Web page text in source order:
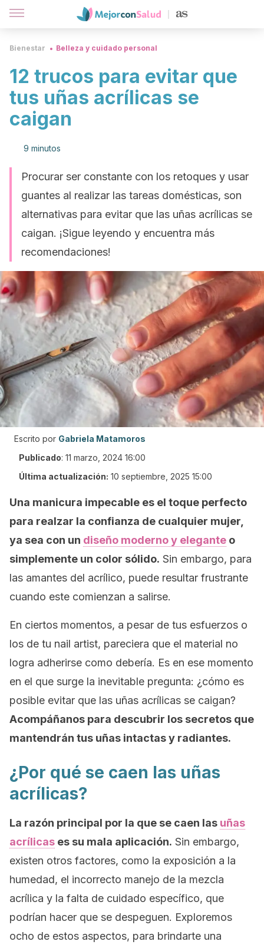
Bienestar Belleza y cuidado personal
12 trucos para evitar que
tus uñas acrílicas se
caigan
9 minutos
Procurar ser constante con los retoques y usar
guantes al realizar las tareas domésticas, son
alternativas para evitar que las uñas acrílicas se
caigan. ¡Sigue leyendo y encuentra más
recomendaciones!
Escrito por Gabriela Matamoros
Publicado: 11 marzo, 2024 16:00
Última actualización: 10 septiembre, 2025 15:00
Una manicura impecable es el toque perfecto
para realzar la confianza de cualquier mujer,
ya sea con un diseño moderno y elegante o
simplemente un color sólido. Sin embargo, para
las amantes del acrílico, puede resultar frustrante
cuando este comienzan a salirse.
En ciertos momentos, a pesar de tus esfuerzos o
los de tu nail artist, pareciera que el material no
logra adherirse como debería. Es en ese momento
en el que surge la inevitable pregunta: ¿cómo es
posible evitar que las uñas acrílicas se caigan?
Acompáñanos para descubrir los secretos que
mantendrán tus uñas intactas y radiantes.
¿Por qué se caen las uñas
acrílicas?
La razón principal por la que se caen las uñas
acrílicas es su mala aplicación. Sin embargo,
existen otros factores, como la exposición a la
humedad, el incorrecto manejo de la mezcla
acrílica y la falta de cuidado específico, que
podrían hacer que se despeguen. Exploremos
ocho de estos aspectos, para brindarte una